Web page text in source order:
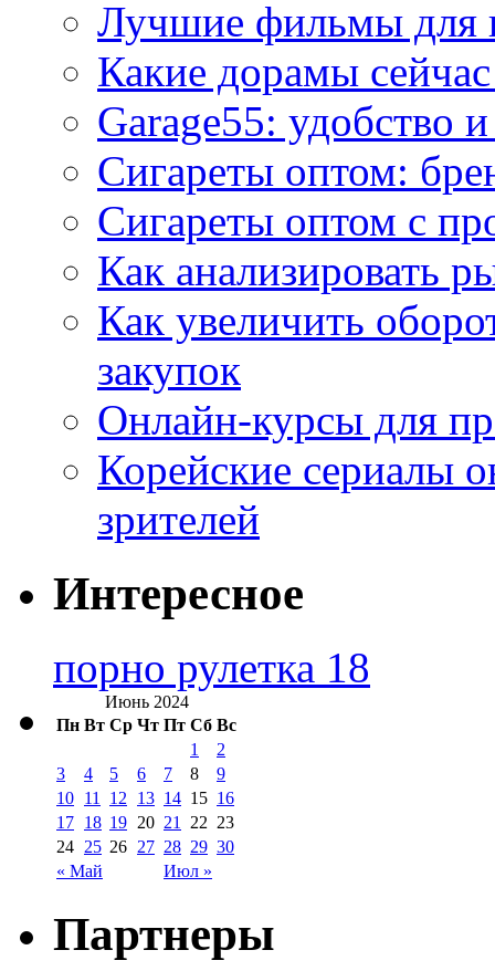
Лучшие фильмы для
Какие дорамы
Garage55: удобство
Сигареты оптом:
Сигареты оптом с
Как анализировать
Как увеличить
закупок
Онлайн-курсы для
Корейские сериалы
зрителей
Интересное
порно рулетка 18
Июнь 2024
Пн Вт Ср Чт Пт Сб Вс
« Май Июл »
1
2
3
4 5 6 7 8
9
10 11 12 13 14 15 16
17 18 19 20 21 22 23
24 25 26 27 28 29 30
Партнеры